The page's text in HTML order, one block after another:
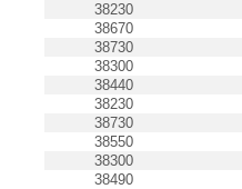
38230
38670
38730
38300
38440
38230
38730
38550
38300
38490